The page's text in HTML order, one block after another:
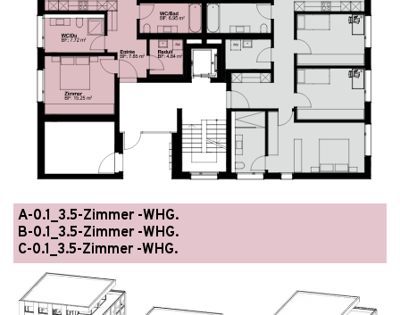
A-0.1_3.5-Zimmer -WHG.
B-0.1_3.5-Zimmer -WHG.
C-0.1_3.5-Zimmer -WHG.